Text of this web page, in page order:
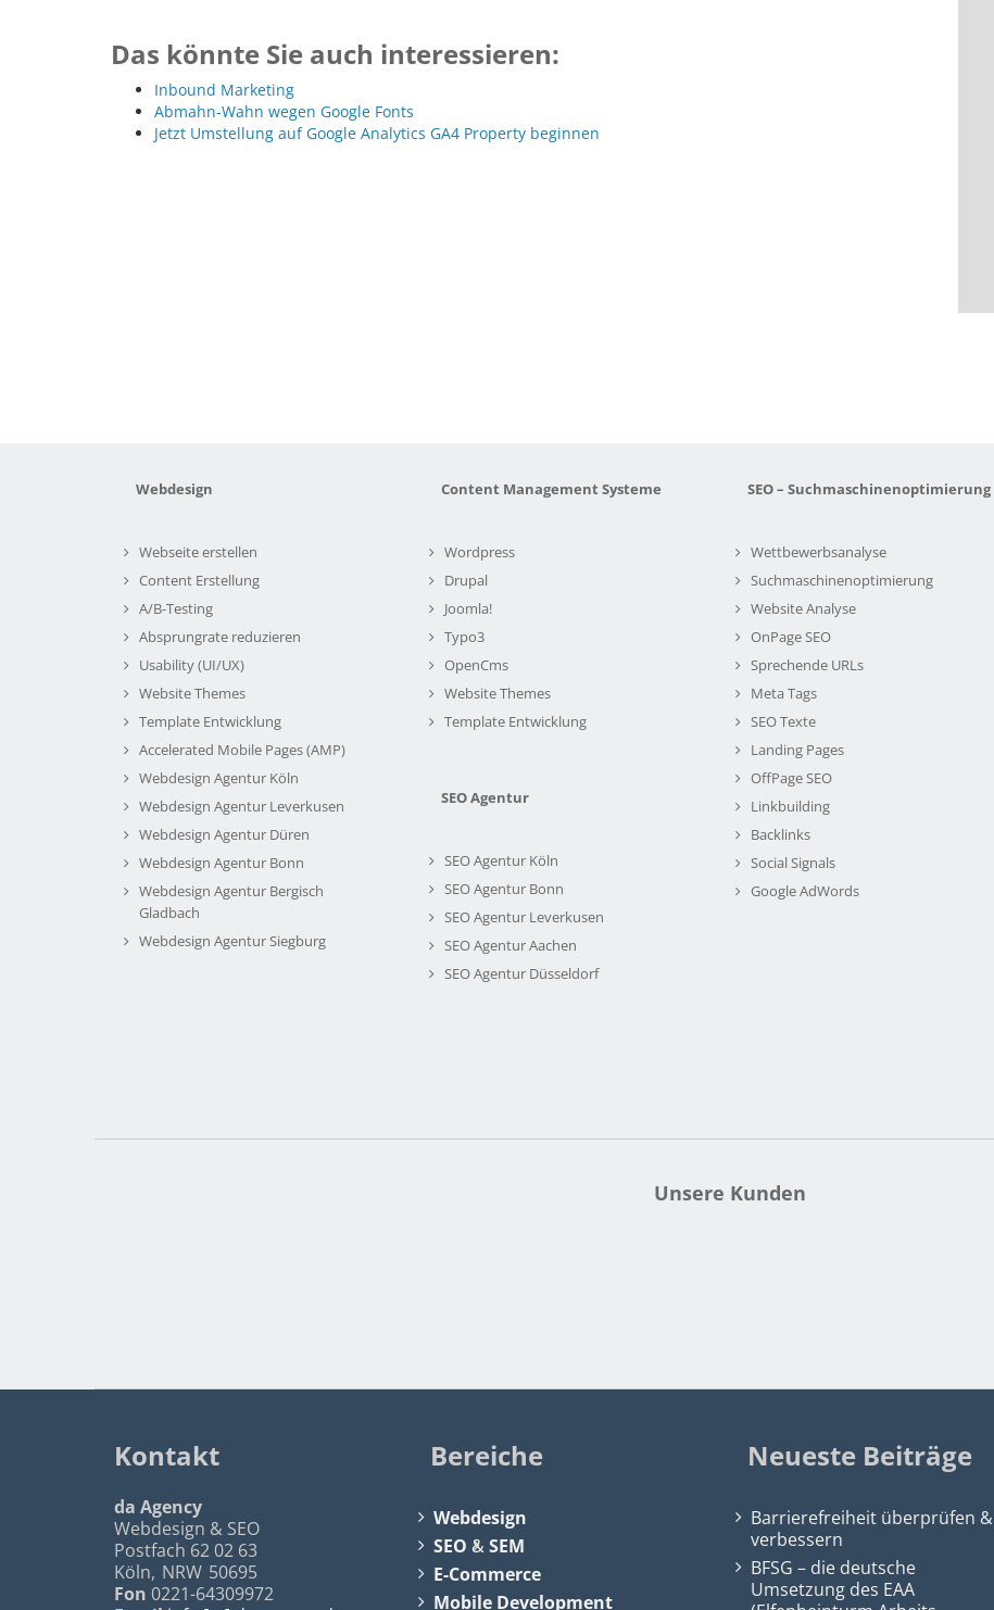
Das könnte Sie auch interessieren:
Inbound Marketing
Abmahn-Wahn wegen Google Fonts
Jetzt Umstellung auf Google Analytics GA4 Property beginnen
Webdesign
Webseite erstellen
Content Erstellung
A/B-Testing
Absprungrate reduzieren
Usability (UI/UX)
Website Themes
Template Entwicklung
Accelerated Mobile Pages (AMP)
Webdesign Agentur Köln
Webdesign Agentur Leverkusen
Webdesign Agentur Düren
Webdesign Agentur Bonn
Webdesign Agentur Bergisch
Gladbach
Webdesign Agentur Siegburg
Content Management Systeme
Wordpress
Drupal
Joomla!
Typo3
OpenCms
Website Themes
Template Entwicklung
SEO Agentur
SEO Agentur Köln
SEO Agentur Bonn
SEO Agentur Leverkusen
SEO Agentur Aachen
SEO Agentur Düsseldorf
SEO – Suchmaschinenoptimierung
Wettbewerbsanalyse
Suchmaschinenoptimierung
Website Analyse
OnPage SEO
Sprechende URLs
Meta Tags
SEO Texte
Landing Pages
OffPage SEO
Linkbuilding
Backlinks
Social Signals
Google AdWords
Unsere Kunden
Kontakt
da Agency
Webdesign & SEO
Postfach 62 02 63
Köln, NRW 50695
Fon 0221-64309972
Bereiche
Webdesign
SEO &SEM
E-Commerce
Mobile Development
Neueste Beiträge
Barrierefreiheit überprüfen &
verbessern
BFSG – die deutsche
Umsetzung des EAA